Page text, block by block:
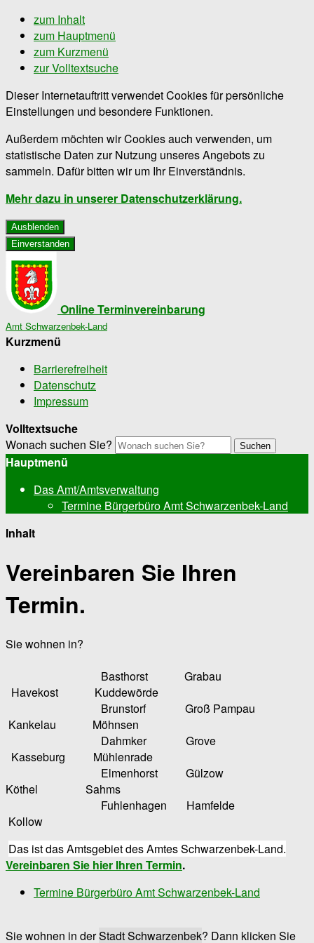
zum Inhalt
zum Hauptmenü
zum Kurzmenü
zur Volltextsuche
Dieser Internetauftritt verwendet Cookies für persönliche
Einstellungen und besondere Funktionen.
Außerdem möchten wir Cookies auch verwenden, um
statistische Daten zur Nutzung unseres Angebots zu
sammeln. Dafür bitten wir um Ihr Einverständnis.
Mehr dazu in unserer Datenschutzerklärung.
Ausblenden
Einverstanden
Online Terminvereinbarung
Amt Schwarzenbek-Land
Kurzmenü
Barrierefreiheit
Datenschutz
Impressum
Volltextsuche
Wonach suchen Sie?
Suchen
Hauptmenü
Das Amt/Amtsverwaltung
Termine Bürgerbüro Amt Schwarzenbek-Land
Inhalt
Vereinbaren Sie Ihren
Termin.
Sie wohnen in?
Basthorst Grabau
Havekost Kuddewörde
Brunstorf Groß Pampau
Kankelau Möhnsen
Dahmker Grove
Kasseburg Mühlenrade
Elmenhorst Gülzow
Köthel Sahms
Fuhlenhagen Hamfelde
Kollow
Das ist das Amtsgebiet des Amtes Schwarzenbek-Land.
Vereinbaren Sie hier Ihren Termin.
Termine Bürgerbüro Amt Schwarzenbek-Land
Sie wohnen in derStadt Schwarzenbek? Dann klicken Sie